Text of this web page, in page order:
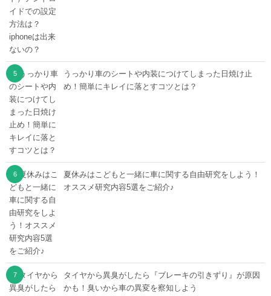
うっかり車のシートや内装につけてしまった日焼け止
め！簡単にキレイに落とすコツとは？
夏休みはこどもと一緒に車に関する自由研究をしよう！
オススメ研究内容5選をご紹介♪
タイヤから異臭がしたら『ブレーキの引きずり』が原因
かも！臭いから車の異変を察知しよう